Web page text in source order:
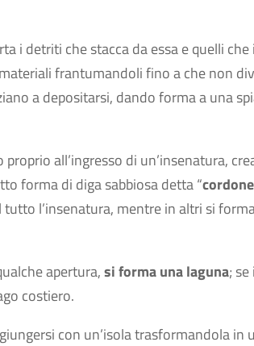
i detriti che stacca da essa e quelli
frantumandoli fino a che non
a depositarsi, dando forma a una
all’ingresso di un’insenatura,
forma di diga sabbiosa detta “
l’insenatura, mentre in altri si
apertura,si forma una laguna;
costiero.
con un’isola trasformandola in